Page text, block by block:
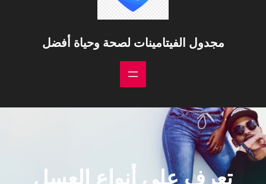
مجدول الفيتامينات لصحة وحياة أفضل
تعرف على أنواع العسل